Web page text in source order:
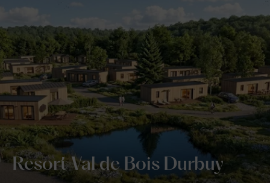
Resort Val de Bois Durbuy